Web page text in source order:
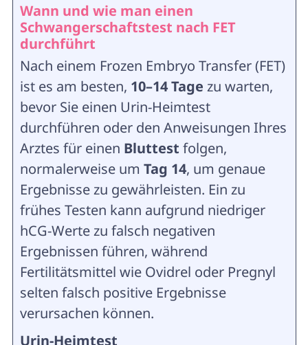
Wann und wie man einen
Schwangerschaftstest nach FET
durchführt
Nach einem Frozen Embryo Transfer (FET)
ist es am besten, 10–14 Tage zu warten,
bevor Sie einen Urin-Heimtest
durchführen oder den Anweisungen Ihres
Arztes für einen Bluttest folgen,
normalerweise um Tag 14, um genaue
Ergebnisse zu gewährleisten. Ein zu
frühes Testen kann aufgrund niedriger
hCG-Werte zu falsch negativen
Ergebnissen führen, während
Fertilitätsmittel wie Ovidrel oder Pregnyl
selten falsch positive Ergebnisse
verursachen können.
Urin-Heimtest